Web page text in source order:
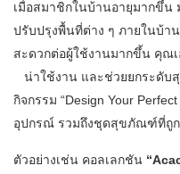
เมื่อสมาชิกในบ้านอายุมากขึ้น
ปรับปรุงพื้นที่ต่าง ๆ ภายในบ้า
สะดวกต่อผู้ใช้งานมากขึ้น คุณ
น่าใช้งาน และช่วยยกระดับ
กิจกรรม “Design Your
อุปกรณ์ รวมถึงชุดสุขภัณฑ์ที่ถูก
ตัวอย่างเช่น คอลเลกชัน